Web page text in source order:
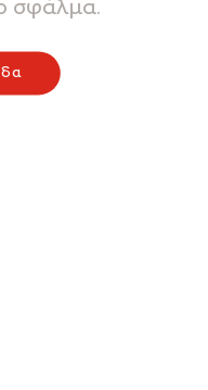
σφάλμα.